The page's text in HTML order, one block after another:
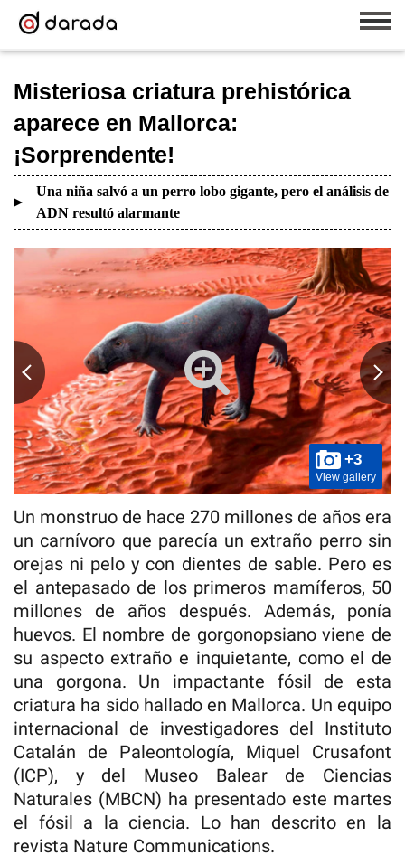
Misteriosa criatura prehistórica
aparece en Mallorca:
¡Sorprendente!
Una niña salvó a un perro lobo gigante, pero el análisis de
ADN resultó alarmante
+3
View gallery
Un monstruo de hace 270 millones de años era
un carnívoro que parecía un extraño perro sin
orejas ni pelo y con dientes de sable. Pero es
el antepasado de los primeros mamíferos, 50
millones de años después. Además, ponía
huevos. El nombre de gorgonopsiano viene de
su aspecto extraño e inquietante, como el de
una gorgona. Un impactante fósil de esta
criatura ha sido hallado en Mallorca. Un equipo
internacional de investigadores del Instituto
Catalán de Paleontología, Miquel Crusafont
(ICP), y del Museo Balear de Ciencias
Naturales (MBCN) ha presentado este martes
el fósil a la ciencia. Lo han descrito en la
revista Nature Communications.